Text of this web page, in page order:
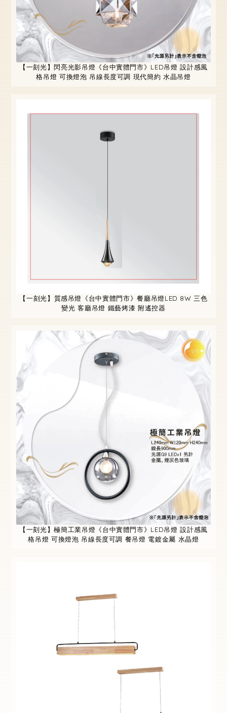
【一刻光】閃亮光影吊燈《台中實體門市》LED吊燈 設計感風
格吊燈 可換燈泡 吊線長度可調 現代簡約 水晶吊燈
【一刻光】質感吊燈《台中實體門市》餐廳吊燈LED 8W 三色
變光 客廳吊燈 鐵藝烤漆 附遙控器
【一刻光】極簡工業吊燈《台中實體門市》LED吊燈 設計感風
格吊燈 可換燈泡 吊線長度可調 餐吊燈 電鍍金屬 水晶燈